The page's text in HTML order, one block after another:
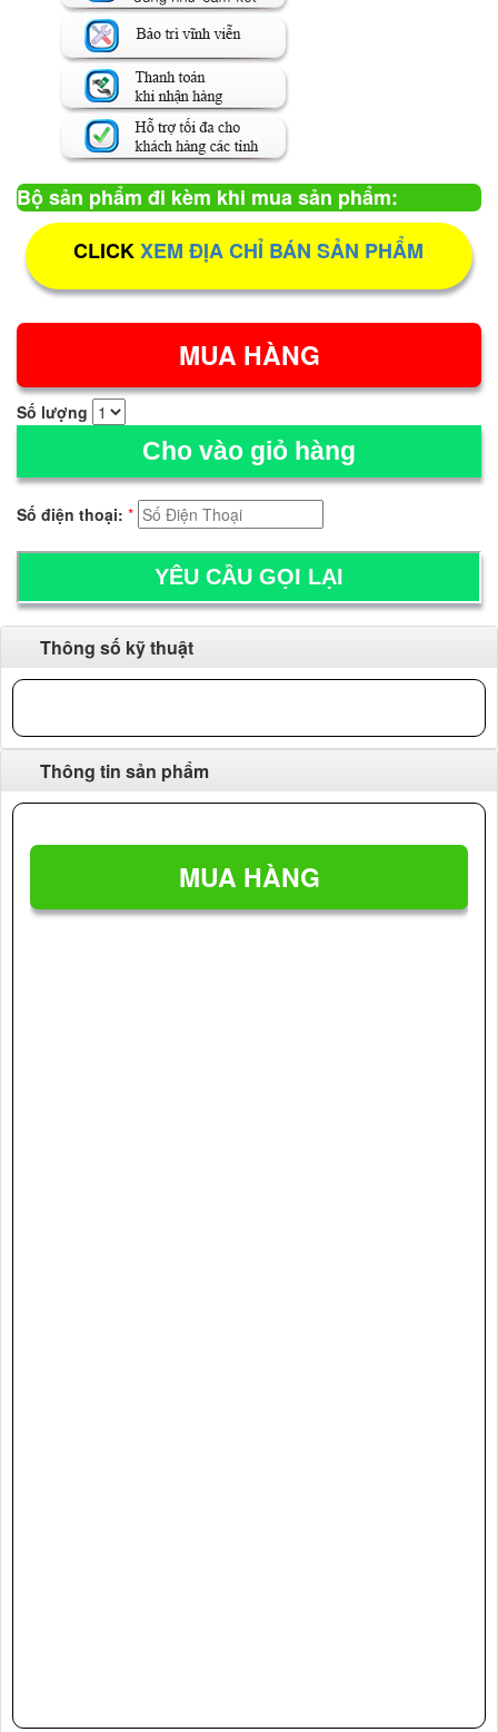
Bộ sản phẩm đi kèm khi mua sản phẩm:
CLICKXEM ĐỊA CHỈ BÁN SẢN PHẨM
Số lượng
Cho vào giỏ hàng
Số điện thoại: *
Thông số kỹ thuật
Thông tin sản phẩm